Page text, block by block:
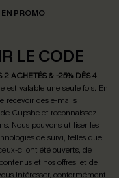
EN PROMO
LE CODE
2 ACHETÉS & -25% DÈS 4
est valable une seule fois. En
recevoir des e-mails
Cupshe et reconnaissez
. Nous pouvons utiliser les
de suivi, telles que
ci ont été ouverts, de
et nos offres, et de
intéresser, conformément